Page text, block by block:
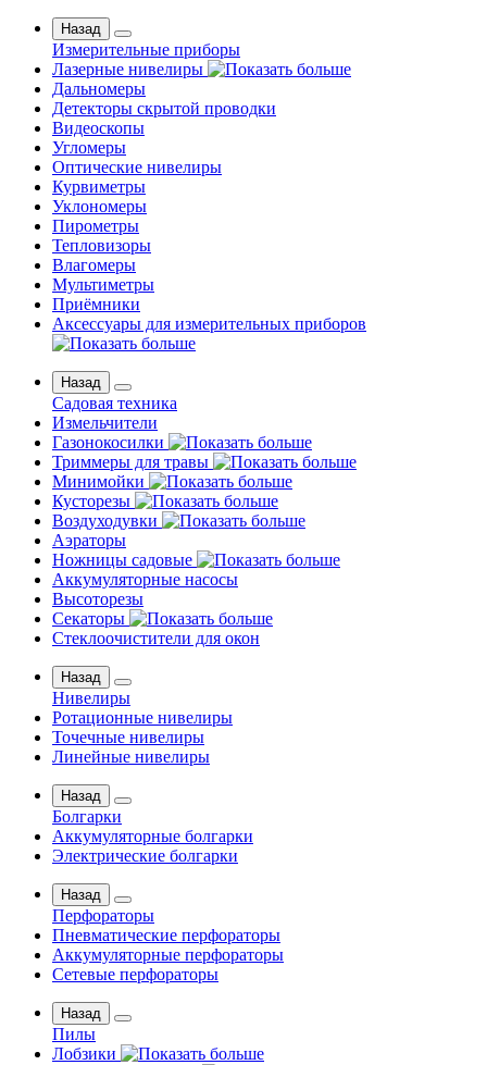
Назад
Измерительные приборы
Лазерные нивелиры
Дальномеры
Детекторы скрытой проводки
Видеоскопы
Угломеры
Оптические нивелиры
Курвиметры
Уклономеры
Пирометры
Тепловизоры
Влагомеры
Мультиметры
Приёмники
Аксессуары для измерительных приборов
Назад
Садовая техника
Измельчители
Газонокосилки
Триммеры для травы
Минимойки
Кусторезы
Воздуходувки
Аэраторы
Ножницы садовые
Аккумуляторные насосы
Высоторезы
Секаторы
Стеклоочистители для окон
Назад
Нивелиры
Ротационные нивелиры
Точечные нивелиры
Линейные нивелиры
Назад
Болгарки
Аккумуляторные болгарки
Электрические болгарки
Назад
Перфораторы
Пневматические перфораторы
Аккумуляторные перфораторы
Сетевые перфораторы
Назад
Пилы
Лобзики